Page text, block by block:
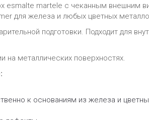
esmalte martele с чеканным внешним
для железа и любых цветных
подготовки. Подходит для
на металлических поверхностях.
к основаниям из железа и